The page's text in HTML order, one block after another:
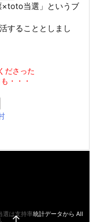
×toto当選」というブ
することとしまし
ださった
・・・
は支持率統計データから All
